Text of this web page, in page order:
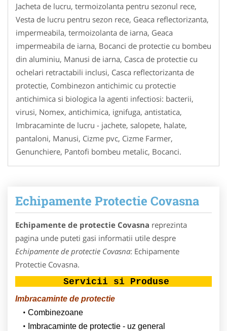
Jacheta de lucru, termoizolanta pentru sezonul rece,
Vesta de lucru pentru sezon rece, Geaca reflectorizanta,
impermeabila, termoizolanta de iarna, Geaca
impermeabila de iarna, Bocanci de protectie cu bombeu
din aluminiu, Manusi de iarna, Casca de protectie cu
ochelari retractabili inclusi, Casca reflectorizanta de
protectie, Combinezon antichimic cu protectie
antichimica si biologica la agenti infectiosi: bacterii,
virusi, Nomex, antichimica, ignifuga, antistatica,
Imbracaminte de lucru - jachete, salopete, halate,
pantaloni, Manusi, Cizme pvc, Cizme Farmer,
Genunchiere, Pantofi bombeu metalic, Bocanci.
Echipamente Protectie Covasna
Echipamente de protectie Covasna reprezinta
pagina unde puteti gasi informatii utile despre
Echipamente de protectie Covasna: Echipamente
Protectie Covasna.
Servicii si Produse
Imbracaminte de protectie
Combinezoane
Imbracaminte de protectie - uz general